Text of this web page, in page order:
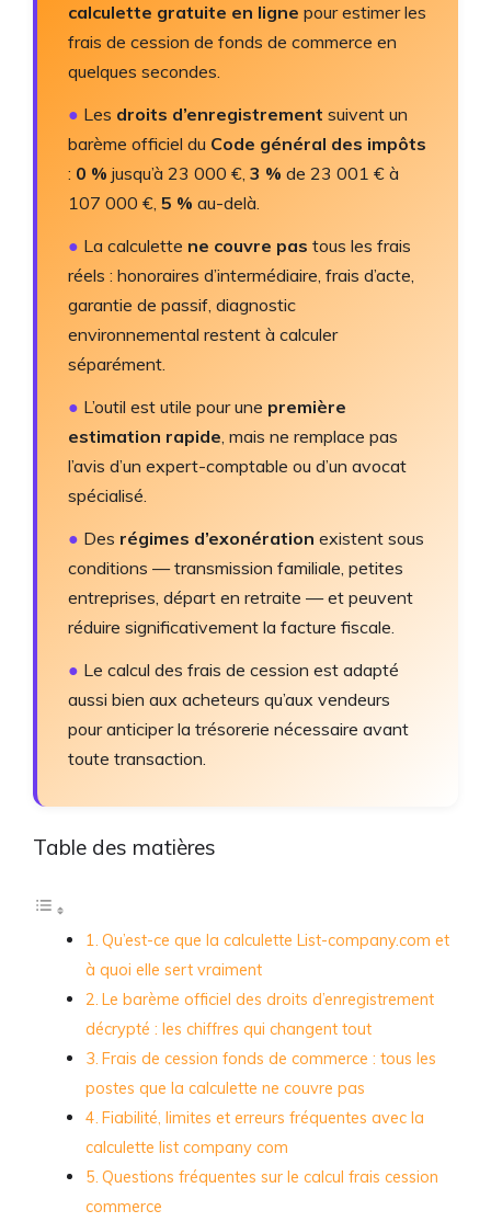
calculette gratuite en ligne pour estimer les
frais de cession de fonds de commerce en
quelques secondes.
● Les droits d’enregistrement suivent un
barème officiel du Code général des impôts
: 0 % jusqu’à 23 000 €, 3 % de 23 001 € à
107 000 €, 5 % au-delà.
● La calculette ne couvre pas tous les frais
réels : honoraires d’intermédiaire, frais d’acte,
garantie de passif, diagnostic
environnemental restent à calculer
séparément.
● L’outil est utile pour une première
estimation rapide, mais ne remplace pas
l’avis d’un expert-comptable ou d’un avocat
spécialisé.
● Des régimes d’exonération existent sous
conditions — transmission familiale, petites
entreprises, départ en retraite — et peuvent
réduire significativement la facture fiscale.
● Le calcul des frais de cession est adapté
aussi bien aux acheteurs qu’aux vendeurs
pour anticiper la trésorerie nécessaire avant
toute transaction.
Table des matières
Qu’est-ce que la calculette List-company.com et
à quoi elle sert vraiment
Le barème officiel des droits d’enregistrement
décrypté : les chiffres qui changent tout
Frais de cession fonds de commerce : tous les
postes que la calculette ne couvre pas
Fiabilité, limites et erreurs fréquentes avec la
calculette list company com
Questions fréquentes sur le calcul frais cession
commerce